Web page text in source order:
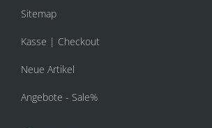
Sitemap
Kasse | Checkout
Neue Artikel
Angebote - Sale%